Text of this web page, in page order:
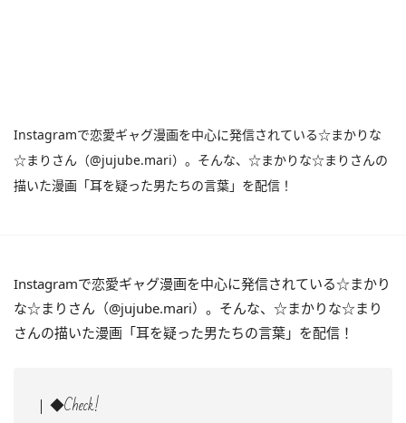
Instagramで恋愛ギャグ漫画を中心に発信されている☆まかりな
☆まりさん（@jujube.mari）。そんな、☆まかりな☆まりさんの
描いた漫画「耳を疑った男たちの言葉」を配信！
Instagramで恋愛ギャグ漫画を中心に発信されている☆まかり
な☆まりさん（@jujube.mari）。そんな、☆まかりな☆まり
さんの描いた漫画「耳を疑った男たちの言葉」を配信！
◆Check!